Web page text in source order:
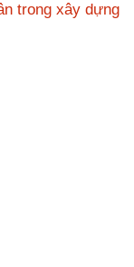
trong xây dựng